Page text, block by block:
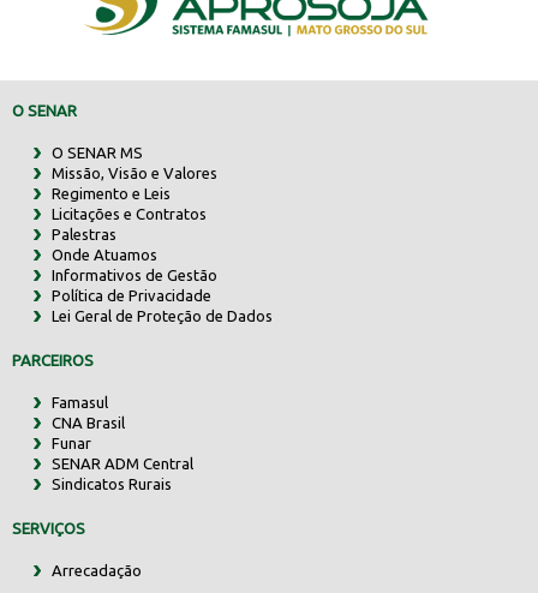
O SENAR
O SENAR MS
Missão, Visão e Valores
Regimento e Leis
Licitações e Contratos
Palestras
Onde Atuamos
Informativos de Gestão
Política de Privacidade
Lei Geral de Proteção de Dados
PARCEIROS
Famasul
CNA Brasil
Funar
SENAR ADM Central
Sindicatos Rurais
SERVIÇOS
Arrecadação